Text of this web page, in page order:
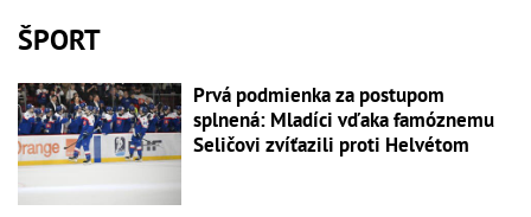
ŠPORT
Prvá podmienka za postupom
splnená: Mladíci vďaka famóznemu
Seličovi zvíťazili proti Helvétom